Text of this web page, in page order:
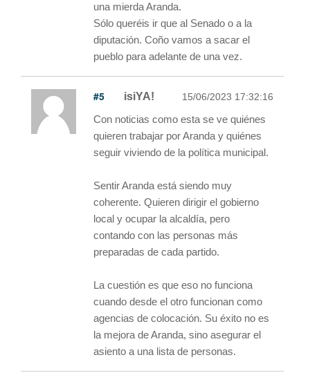
una mierda Aranda.
Sólo queréis ir que al Senado o a la
diputación. Coño vamos a sacar el
pueblo para adelante de una vez.
#5 isiYA! 15/06/2023 17:32:16
Con noticias como esta se ve quiénes
quieren trabajar por Aranda y quiénes
seguir viviendo de la política municipal.
Sentir Aranda está siendo muy
coherente. Quieren dirigir el gobierno
local y ocupar la alcaldía, pero
contando con las personas más
preparadas de cada partido.
La cuestión es que eso no funciona
cuando desde el otro funcionan como
agencias de colocación. Su éxito no es
la mejora de Aranda, sino asegurar el
asiento a una lista de personas.